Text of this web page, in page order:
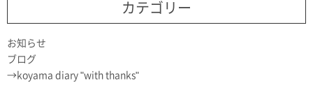
カテゴリー
お知らせ
ブログ
koyama diary "with thanks"